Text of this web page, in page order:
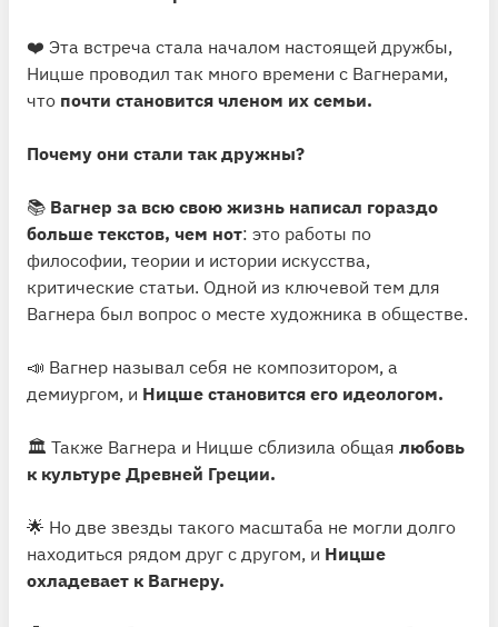
❤️ Эта встреча стала началом настоящей дружбы,
Ницше проводил так много времени с Вагнерами,
что почти становится членом их семьи.
Почему они стали так дружны?
📚 Вагнер за всю свою жизнь написал гораздо
больше текстов, чем нот: это работы по
философии, теории и истории искусства,
критические статьи. Одной из ключевой тем для
Вагнера был вопрос о месте художника в обществе.
📣 Вагнер называл себя не композитором, а
демиургом, и Ницше становится его идеологом.
🏛 Также Вагнера и Ницше сблизила общая любовь
к культуре Древней Греции.
🌟 Но две звезды такого масштаба не могли долго
находиться рядом друг с другом, и Ницше
охладевает к Вагнеру.